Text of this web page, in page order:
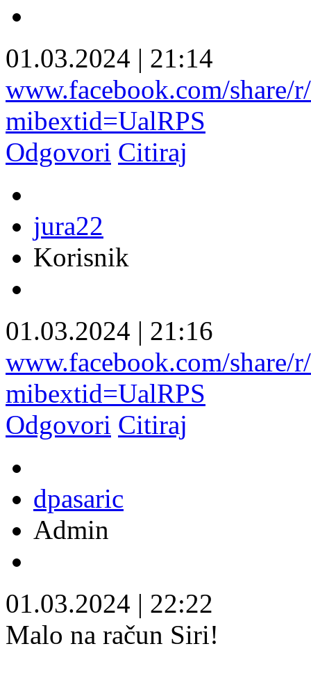
01.03.2024 | 21:14
www.facebook.com/
mibextid=UalRPS
Odgovori Citiraj
jura22
Korisnik
01.03.2024 | 21:16
www.facebook.com/share/
mibextid=UalRPS
Odgovori Citiraj
dpasaric
Admin
01.03.2024 | 22:22
Malo na račun Siri!